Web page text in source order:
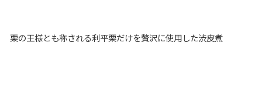
栗の王様とも称される利平栗だけを贅沢に使用した渋皮煮